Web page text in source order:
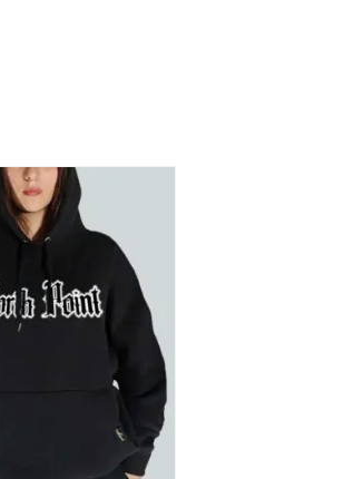
oversizeperfecto o ropa
en Barcelona.
desgaste urbano.
1993.